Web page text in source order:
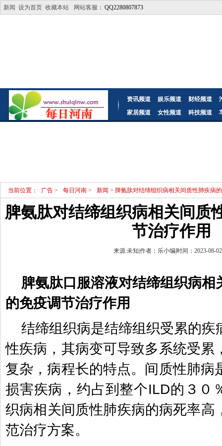
新闻 设为首页 收藏本站 网站客服： QQ2280807873
资讯频道 娱乐频道 财经频道
家居频道
女性频道 科技频道
当前位置： 广告 > 每日河南 > 新闻 > 脾氨肽对结缔组织病相关间质性肺疾病
脾氨肽对结缔组织病相关间质
节治疗作用
来源:未知|作者：乐小编|时间：2023-08-
脾氨肽口服溶液对结缔组织病相
的免疫调节治疗作用
结缔组织病是结缔组织受累的疾
性疾病，其病变可导致多系统受累
复杂，病程长的特点。间质性肺病
损害疾病，约占到整个ILD的３０
织病相关间质性肺疾病的病死率高
范治疗方案。